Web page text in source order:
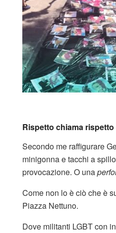
Rispetto chiama rispetto
Secondo me raffigurare
minigonna e tacchi a
provocazione. O una
Come non lo è ciò che è
Piazza Nettuno.
Dove militanti LGBT con